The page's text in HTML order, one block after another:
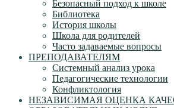
Безопасный подход к школе
Библиотека
История школы
Школа для родителей
Часто задаваемые вопросы
ПРЕПОДАВАТЕЛЯМ
Системный анализ урока
Педагогические технологии
Конфликтология
НЕЗАВИСИМАЯ ОЦЕНКА